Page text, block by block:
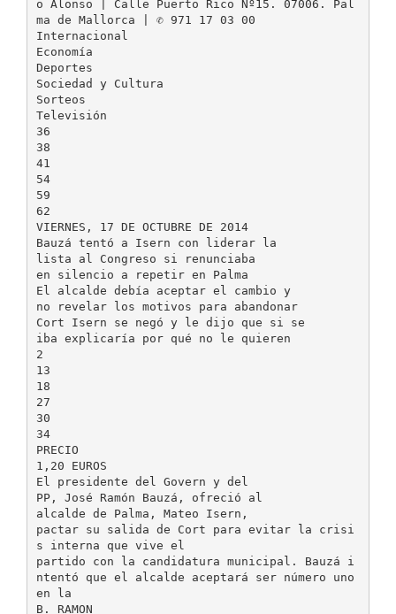
o Alonso | Calle Puerto Rico Nº15. 07006. Pal
ma de Mallorca | ✆ 971 17 03 00
Internacional
Economía
Deportes
Sociedad y Cultura
Sorteos
Televisión
36
38
41
54
59
62
VIERNES, 17 DE OCTUBRE DE 2014
Bauzá tentó a Isern con liderar la
lista al Congreso si renunciaba
en silencio a repetir en Palma
El alcalde debía aceptar el cambio y
no revelar los motivos para abandonar
Cort Isern se negó y le dijo que si se
iba explicaría por qué no le quieren
2
13
18
27
30
34
PRECIO
1,20 EUROS
El presidente del Govern y del
PP, José Ramón Bauzá, ofreció al
alcalde de Palma, Mateo Isern,
pactar su salida de Cort para evitar la crisi
s interna que vive el
partido con la candidatura municipal. Bauzá i
ntentó que el alcalde aceptará ser número uno
en la
B. RAMON